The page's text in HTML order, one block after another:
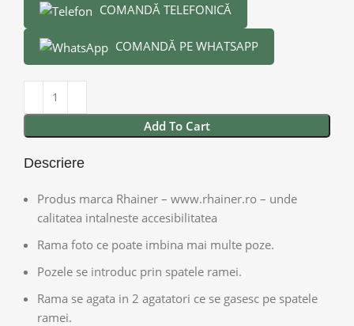
COMANDĂ TELEFONICĂ
COMANDĂ PE WHATSAPP
Add To Cart
Descriere
Produs marca Rhainer – www.rhainer.ro – unde
calitatea intalneste accesibilitatea
Rama foto ce poate imbina mai multe poze.
Pozele se introduc prin spatele ramei.
Rama se agata in 2 agatatori ce se gasesc pe spatele
ramei.